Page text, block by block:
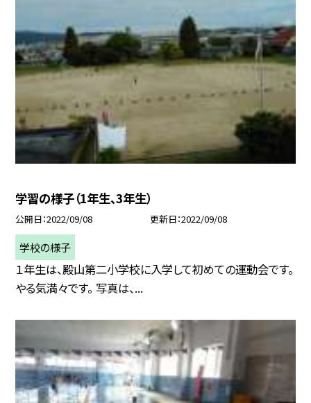
学習の様子（1年生、3年生）
公開日 2022/09/08 更新日 2022/09/08
学校の様子
１年生は、殿山第二小学校に入学して初めての運動会です。
やる気満々です。 写真は、...